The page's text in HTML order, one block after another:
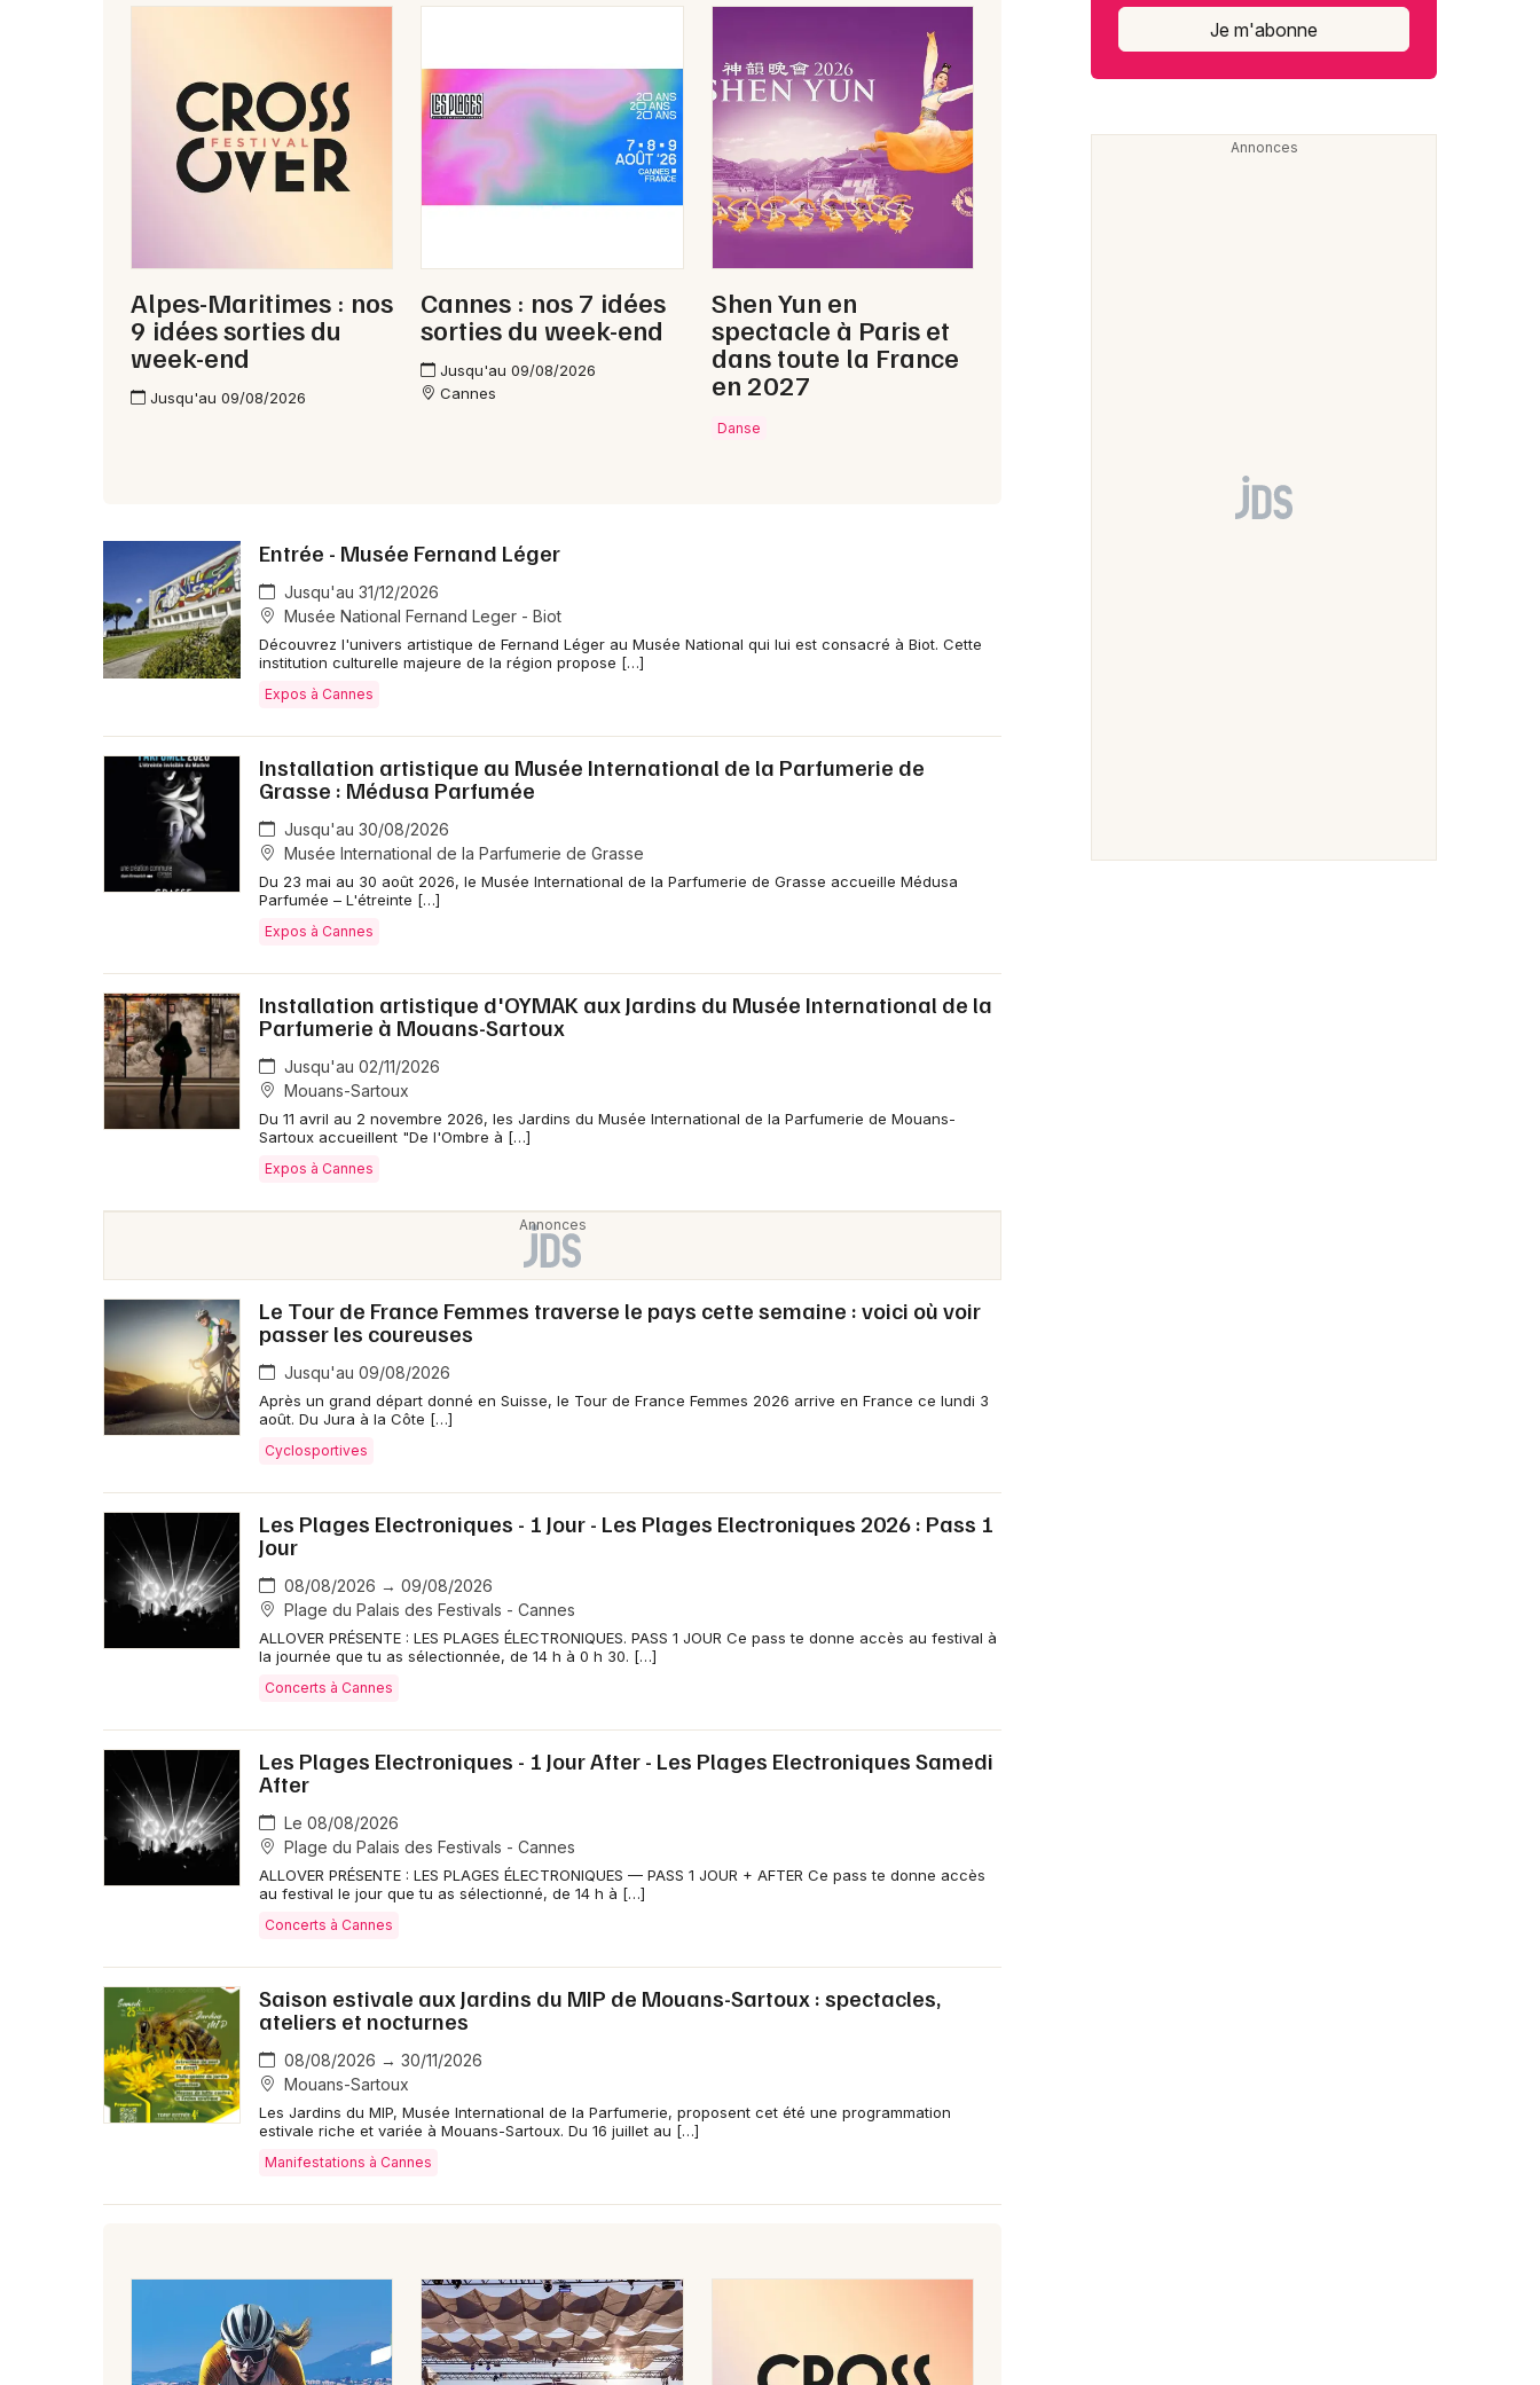
Je m'abonne
Alpes-Maritimes : nos
9 idées sorties du
week-end
Jusqu'au 09/08/2026
Cannes : nos 7 idées
sorties du week-end
Jusqu'au 09/08/2026
Cannes
Shen Yun en
spectacle à Paris et
dans toute la France
en 2027
Danse
Entrée - Musée Fernand Léger
Jusqu'au 31/12/2026
Musée National Fernand Leger - Biot
Découvrez l'univers artistique de Fernand Léger au Musée National qui lui est consacré à Biot. Cette
institution culturelle majeure de la région propose […]
Expos à Cannes
Installation artistique au Musée International de la Parfumerie de
Grasse : Médusa Parfumée
Jusqu'au 30/08/2026
Musée International de la Parfumerie de Grasse
Du 23 mai au 30 août 2026, le Musée International de la Parfumerie de Grasse accueille Médusa
Parfumée – L'étreinte […]
Expos à Cannes
Installation artistique d'OYMAK aux Jardins du Musée International de la
Parfumerie à Mouans-Sartoux
Jusqu'au 02/11/2026
Mouans-Sartoux
Du 11 avril au 2 novembre 2026, les Jardins du Musée International de la Parfumerie de Mouans-
Sartoux accueillent "De l'Ombre à […]
Expos à Cannes
Le Tour de France Femmes traverse le pays cette semaine : voici où voir
passer les coureuses
Jusqu'au 09/08/2026
Après un grand départ donné en Suisse, le Tour de France Femmes 2026 arrive en France ce lundi 3
août. Du Jura à la Côte […]
Cyclosportives
Les Plages Electroniques - 1 Jour - Les Plages Electroniques 2026 : Pass 1
Jour
08/08/2026 → 09/08/2026
Plage du Palais des Festivals - Cannes
ALLOVER PRÉSENTE : LES PLAGES ÉLECTRONIQUES. PASS 1 JOUR Ce pass te donne accès au festival à
la journée que tu as sélectionnée, de 14 h à 0 h 30. […]
Concerts à Cannes
Les Plages Electroniques - 1 Jour After - Les Plages Electroniques Samedi
After
Le 08/08/2026
Plage du Palais des Festivals - Cannes
ALLOVER PRÉSENTE : LES PLAGES ÉLECTRONIQUES — PASS 1 JOUR + AFTER Ce pass te donne accès
au festival le jour que tu as sélectionné, de 14 h à […]
Concerts à Cannes
Saison estivale aux Jardins du MIP de Mouans-Sartoux : spectacles,
ateliers et nocturnes
08/08/2026 → 30/11/2026
Mouans-Sartoux
Les Jardins du MIP, Musée International de la Parfumerie, proposent cet été une programmation
estivale riche et variée à Mouans-Sartoux. Du 16 juillet au […]
Manifestations à Cannes
Je m'abonne